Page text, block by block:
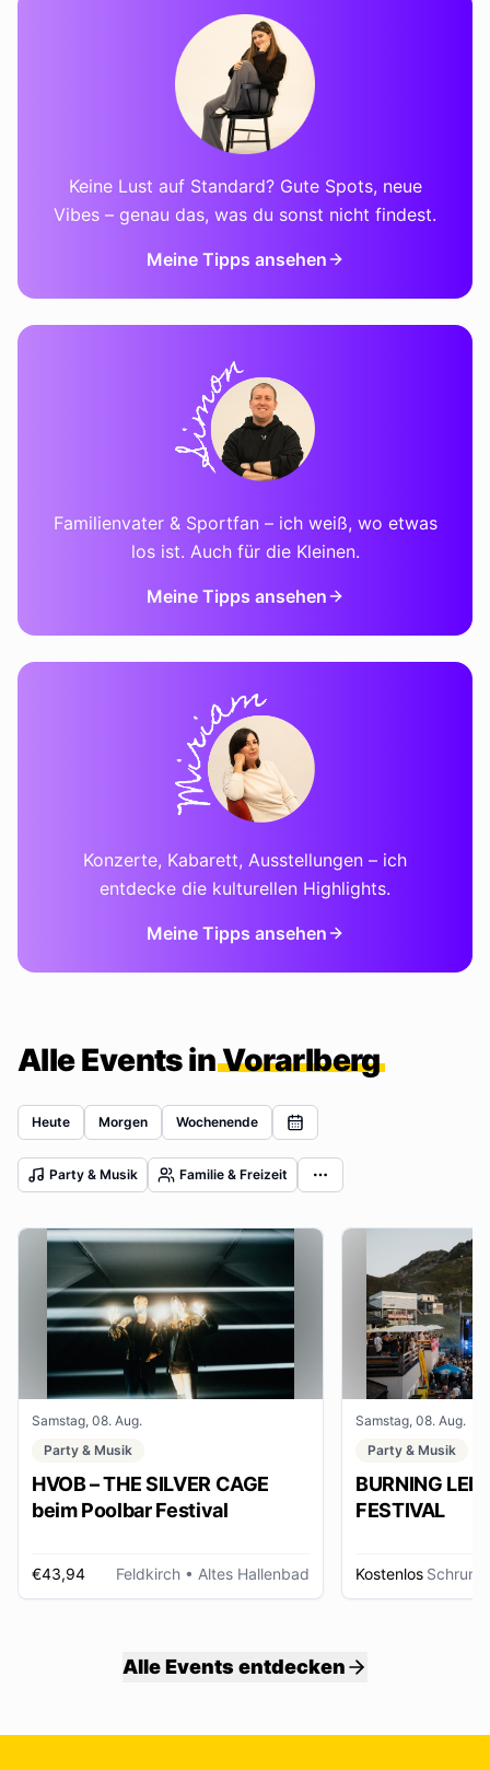
Keine Lust auf Standard? Gute Spots, neue
Vibes – genau das, was du sonst nicht findest.
Meine Tipps ansehen
Familienvater & Sportfan – ich weiß, wo etwas
los ist. Auch für die Kleinen.
Meine Tipps ansehen
Konzerte, Kabarett, Ausstellungen – ich
entdecke die kulturellen Highlights.
Meine Tipps ansehen
Alle Events inVorarlberg
Heute Morgen Wochenende
Party & Musik Familie & Freizeit
Samstag, 08. Aug.
Party & Musik
HVOB – THE SILVER CAGE
beim Poolbar Festival
€43,94 Feldkirch • Altes Hallenbad
Samstag, 08. Aug.
Party & Musik
BURNING
FESTIVAL
Kostenlos Schruns
Alle Events entdecken